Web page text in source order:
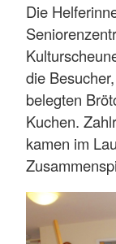
Die
die
belegten
Kuchen.
kamen im